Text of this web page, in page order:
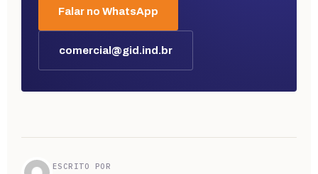
Falar no WhatsApp
comercial@gid.ind.br
ESCRITO POR